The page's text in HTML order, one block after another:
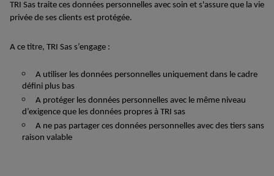
TRI Sas traite ces données personnelles avec soin et s'assure que la vie
privée de ses clients est protégée.
A ce titre, TRI Sas s’engage :
A utiliser les données personnelles uniquement dans le cadre
défini plus bas
A protéger les données personnelles avec le même niveau
d’exigence que les données propres à TRI sas
A ne pas partager ces données personnelles avec des tiers sans
raison valable